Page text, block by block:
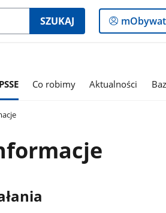
SZUKAJ
do
Co robimy Aktualności